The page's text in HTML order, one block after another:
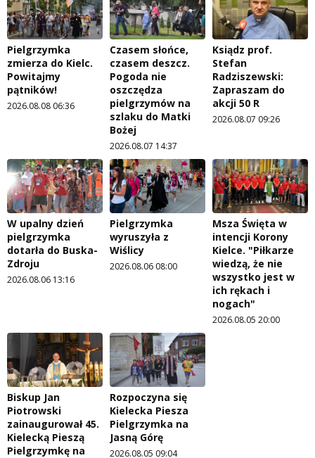
Pielgrzymka
zmierza do Kielc.
Powitajmy
pątników!
2026.08.08 06:36
Czasem słońce,
czasem deszcz.
Pogoda nie
oszczędza
pielgrzymów na
szlaku do Matki
Bożej
2026.08.07 14:37
Ksiądz prof.
Stefan
Radziszewski:
Zapraszam do
akcji 50 R
2026.08.07 09:26
W upalny dzień
pielgrzymka
dotarła do Buska-
Zdroju
2026.08.06 13:16
Pielgrzymka
wyruszyła z
Wiślicy
2026.08.06 08:00
Msza Święta w
intencji Korony
Kielce. "Piłkarze
wiedzą, że nie
wszystko jest w
ich rękach i
nogach"
2026.08.05 20:00
Biskup Jan
Piotrowski
zainaugurował 45.
Kielecką Pieszą
Pielgrzymkę na
Rozpoczyna się
Kielecka Piesza
Pielgrzymka na
Jasną Górę
2026.08.05 09:04